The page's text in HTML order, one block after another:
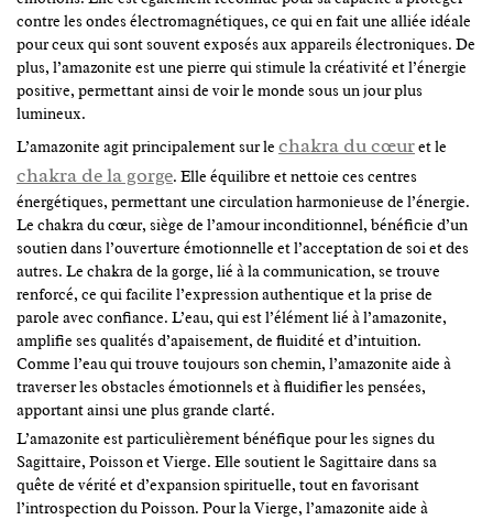
contre les ondes électromagnétiques, ce qui en fait une alliée idéale
pour ceux qui sont souvent exposés aux appareils électroniques. De
plus, l’amazonite est une pierre qui stimule la créativité et l’énergie
positive, permettant ainsi de voir le monde sous un jour plus
lumineux.
L’amazonite agit principalement sur le chakra du cœuret le
chakra de la gorge. Elle équilibre et nettoie ces centres
énergétiques, permettant une circulation harmonieuse de l’énergie.
Le chakra du cœur, siège de l’amour inconditionnel, bénéficie d’un
soutien dans l’ouverture émotionnelle et l’acceptation de soi et des
autres. Le chakra de la gorge, lié à la communication, se trouve
renforcé, ce qui facilite l’expression authentique et la prise de
parole avec confiance. L’eau, qui est l’élément lié à l’amazonite,
amplifie ses qualités d’apaisement, de fluidité et d’intuition.
Comme l’eau qui trouve toujours son chemin, l’amazonite aide à
traverser les obstacles émotionnels et à fluidifier les pensées,
apportant ainsi une plus grande clarté.
L’amazonite est particulièrement bénéfique pour les signes du
Sagittaire, Poisson et Vierge. Elle soutient le Sagittaire dans sa
quête de vérité et d’expansion spirituelle, tout en favorisant
l’introspection du Poisson. Pour la Vierge, l’amazonite aide à